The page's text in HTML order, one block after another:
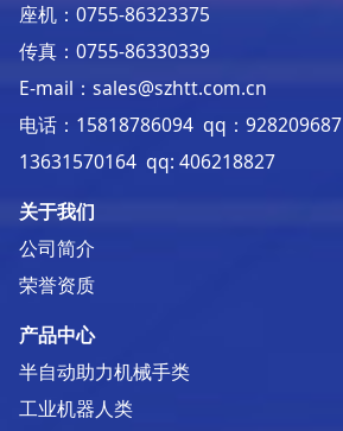
座机：0755-86323375
传真：0755-86330339
E-mail：sales@szhtt.com.cn
电话：15818786094 qq：928209687
13631570164 qq: 406218827
关于我们
公司简介
荣誉资质
产品中心
半自动助力机械手类
工业机器人类